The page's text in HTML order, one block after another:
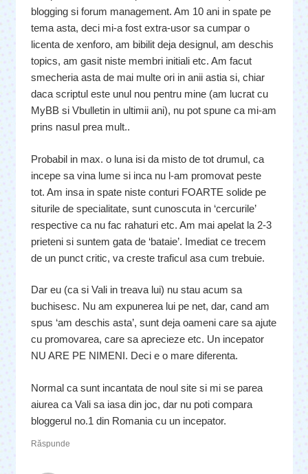
blogging si forum management. Am 10 ani in spate pe
tema asta, deci mi-a fost extra-usor sa cumpar o
licenta de xenforo, am bibilit deja designul, am deschis
topics, am gasit niste membri initiali etc. Am facut
smecheria asta de mai multe ori in anii astia si, chiar
daca scriptul este unul nou pentru mine (am lucrat cu
MyBB si Vbulletin in ultimii ani), nu pot spune ca mi-am
prins nasul prea mult..
Probabil in max. o luna isi da misto de tot drumul, ca
incepe sa vina lume si inca nu l-am promovat peste
tot. Am insa in spate niste conturi FOARTE solide pe
siturile de specialitate, sunt cunoscuta in ‘cercurile’
respective ca nu fac rahaturi etc. Am mai apelat la 2-3
prieteni si suntem gata de ‘bataie’. Imediat ce trecem
de un punct critic, va creste traficul asa cum trebuie.
Dar eu (ca si Vali in treava lui) nu stau acum sa
buchisesc. Nu am expunerea lui pe net, dar, cand am
spus ‘am deschis asta’, sunt deja oameni care sa ajute
cu promovarea, care sa aprecieze etc. Un incepator
NU ARE PE NIMENI. Deci e o mare diferenta.
Normal ca sunt incantata de noul site si mi se parea
aiurea ca Vali sa iasa din joc, dar nu poti compara
bloggerul no.1 din Romania cu un incepator.
Răspunde